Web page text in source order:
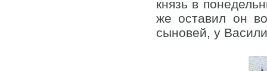
князь в
же оставил он
сыновей, у